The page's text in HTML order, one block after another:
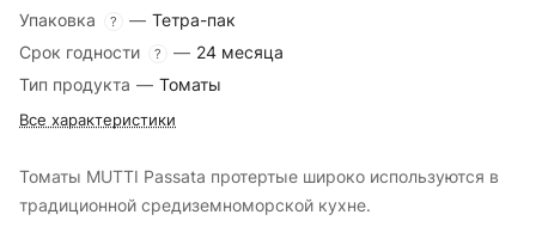
Упаковка
? — Тетра-пак
Срок годности
? — 24 месяца
Тип продукта — Томаты
Все характеристики
Томаты MUTTI Passata протертые широко используются в
традиционной средиземноморской кухне.